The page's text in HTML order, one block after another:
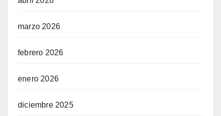
marzo 2026
febrero 2026
enero 2026
diciembre 2025